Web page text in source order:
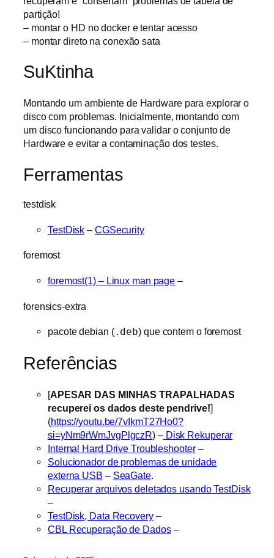
partição!
– montar o HD no docker e tentar acesso
– montar direto na conexão sata
SuKtinha
Montando um ambiente de Hardware para explorar o
disco com problemas. Inicialmente, montando com
um disco funcionando para validar o conjunto de
Hardware e evitar a contaminação dos testes.
Ferramentas
testdisk
TestDisk – CGSecurity
foremost
foremost(1) – Linux man page –
forensics-extra
pacote debian (.deb) que contem o foremost
Referências
[APESAR DAS MINHAS TRAPALHADAS
recuperei os dados deste pendrive!]
(https://youtu.be/7vIkmT27Ho0?
si=yNm9rWmJvgPlgczR) –Disk Rekuperar
Internal Hard Drive Troubleshooter–
Solucionador de problemas de unidade
externa USB – SeaGate.
Recuperar arquivos deletados usando TestDisk
–
TestDisk, Data Recovery–
CBL Recuperação de Dados–